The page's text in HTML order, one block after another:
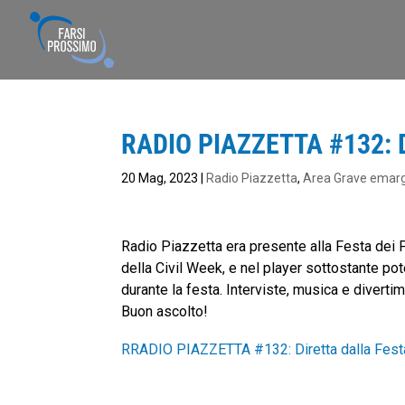
RADIO PIAZZETTA
20 Mag, 2023 Radio Piazzetta,Area Grave
Radio Piazzetta era presente alla Festa dei
della Civil Week, e nel player sottostante
durante la festa. Interviste, musica e
Buon ascolto!
RRADIO PIAZZETTA #132: Diretta dalla